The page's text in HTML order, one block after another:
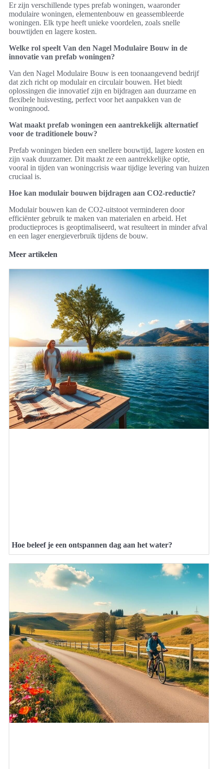
Er zijn verschillende types prefab woningen, waaronder
modulaire woningen, elementenbouw en geassembleerde
woningen. Elk type heeft unieke voordelen, zoals snelle
bouwtijden en lagere kosten.
Welke rol speelt Van den Nagel Modulaire Bouw in de
innovatie van prefab woningen?
Van den Nagel Modulaire Bouw is een toonaangevend bedrijf
dat zich richt op modulair en circulair bouwen. Het biedt
oplossingen die innovatief zijn en bijdragen aan duurzame en
flexibele huisvesting, perfect voor het aanpakken van de
woningnood.
Wat maakt prefab woningen een aantrekkelijk alternatief
voor de traditionele bouw?
Prefab woningen bieden een snellere bouwtijd, lagere kosten en
zijn vaak duurzamer. Dit maakt ze een aantrekkelijke optie,
vooral in tijden van woningcrisis waar tijdige levering van huizen
cruciaal is.
Hoe kan modulair bouwen bijdragen aan CO2-reductie?
Modulair bouwen kan de CO2-uitstoot verminderen door
efficiënter gebruik te maken van materialen en arbeid. Het
productieproces is geoptimaliseerd, wat resulteert in minder afval
en een lager energieverbruik tijdens de bouw.
Meer artikelen
Hoe beleef je een ontspannen dag aan het water?